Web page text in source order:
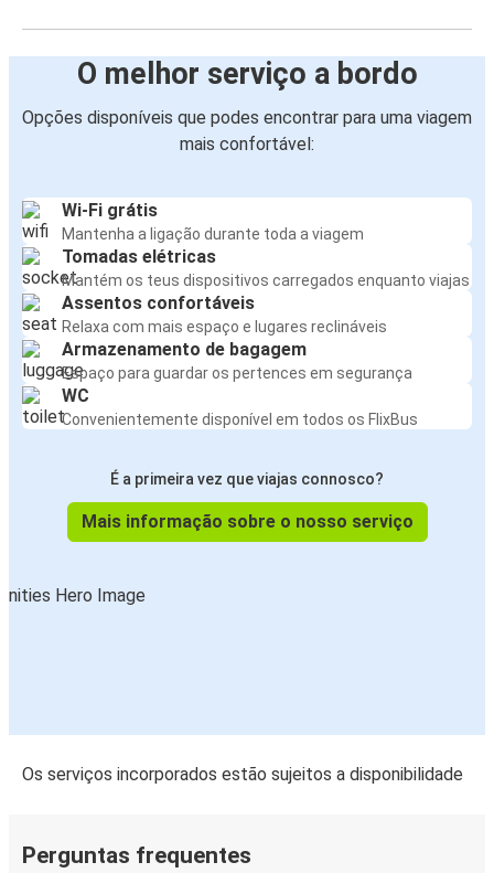
O melhor serviço a bordo
Opções disponíveis que podes encontrar para uma viagem
mais confortável:
Wi-Fi grátis
Mantenha a ligação durante toda a viagem
Tomadas elétricas
Mantém os teus dispositivos carregados enquanto viajas
Assentos confortáveis
Relaxa com mais espaço e lugares reclináveis
Armazenamento de bagagem
Espaço para guardar os pertences em segurança
WC
Convenientemente disponível em todos os FlixBus
É a primeira vez que viajas connosco?
Mais informação sobre o nosso serviço
Os serviços incorporados estão sujeitos a disponibilidade
Perguntas frequentes